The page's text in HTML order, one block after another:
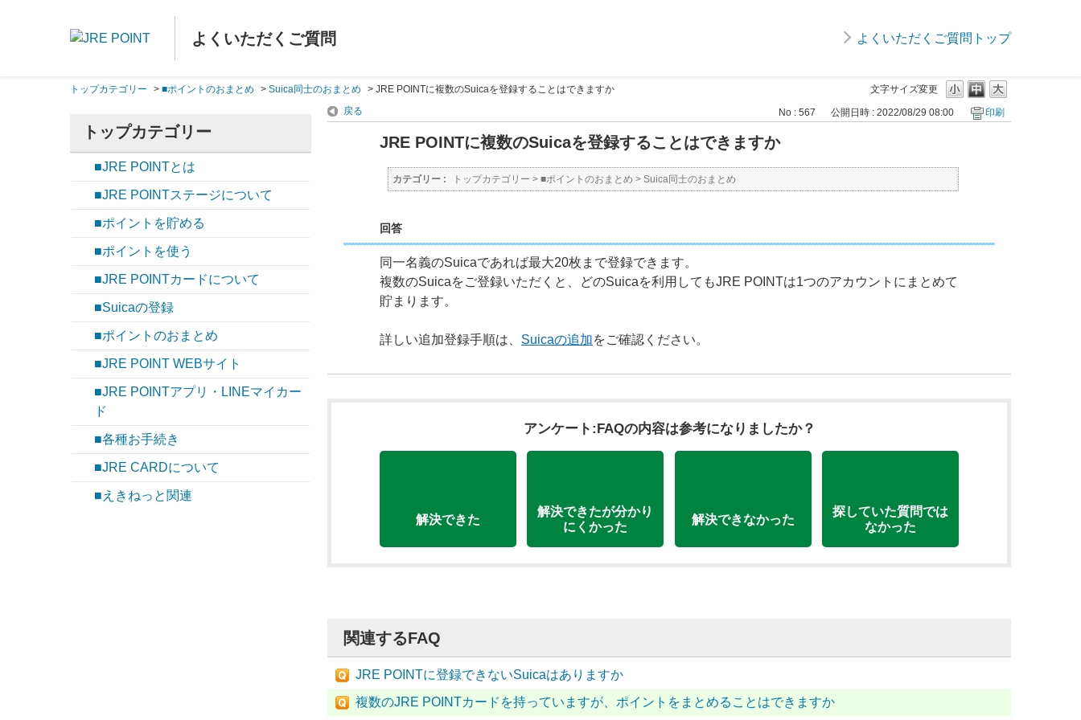
よくいただくご質問 よくいただくご質問トップ
文字サイズ変更
トップカテゴリー > ■ポイントのおまとめ > Suica同士のおまとめ > JRE POINTに複数のSuicaを登録することはできますか
トップカテゴリー
■JRE POINTとは
■JRE POINTステージについて
■ポイントを貯める
■ポイントを使う
■JRE POINTカードについて
■Suicaの登録
■ポイントのおまとめ
■JRE POINT WEBサイト
■JRE POINTアプリ・LINEマイカー
ド
■各種お手続き
■JRE CARDについて
■えきねっと関連
戻る No : 567 公開日時 : 2022/08/29 08:00 印刷
JRE POINTに複数のSuicaを登録することはできますか
カテゴリー : トップカテゴリー > ■ポイントのおまとめ > Suica同士のおまとめ
回答
同一名義のSuicaであれば最大20枚まで登録できます。
複数のSuicaをご登録いただくと、どのSuicaを利用してもJRE POINTは1つのアカウントにまとめて
貯まります。
詳しい追加登録手順は、 Suicaの追加をご確認ください。
アンケート:FAQの内容は参考になりましたか？
解決できた
解決できたが分かり
にくかった
解決できなかった
探していた質問では
なかった
関連するFAQ
JRE POINTに登録できないSuicaはありますか
複数のJRE POINTカードを持っていますが、ポイントをまとめることはできますか